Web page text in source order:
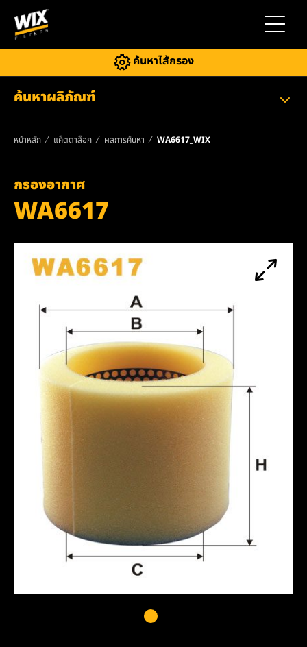
สลับการ
ค้นหาไส้กรอง
ค้นหาผลิภัณฑ์
หน้าหลัก แค็ตตาล็อก ผลการค้นหา WA6617_WIX
กรองอากาศ
WA6617